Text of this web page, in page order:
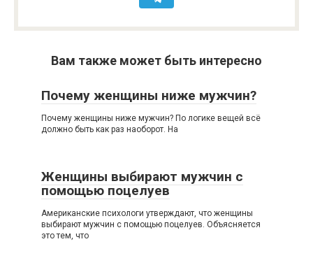
Вам также может быть интересно
Почему женщины ниже мужчин?
Почему женщины ниже мужчин? По логике вещей всё
должно быть как раз наоборот. На
Женщины выбирают мужчин с
помощью поцелуев
Американские психологи утверждают, что женщины
выбирают мужчин с помощью поцелуев. Объясняется
это тем, что